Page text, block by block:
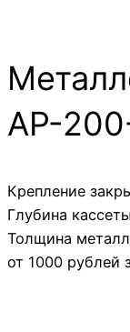
АР-
Крепление
Глубина
Толщина
от 1000 рублей